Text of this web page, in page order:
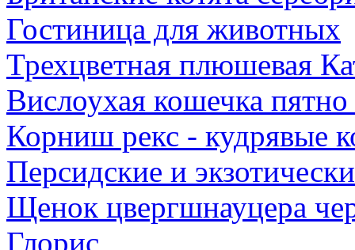
Гостиница для животных
Трехцветная плюшевая
Вислоухая кошечка пятно
Корниш рекс - кудрявые
Персидские и
Щенок цвергшнауцера
Глорис